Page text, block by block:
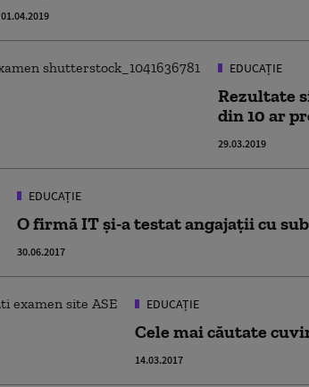
01.04.2019
EDUCAȚIE
Rezultate
din 10 ar
29.03.2019
EDUCAȚIE
O firmă IT şi-a testat angajaţii cu
30.06.2017
EDUCAȚIE
Cele mai căutate
14.03.2017